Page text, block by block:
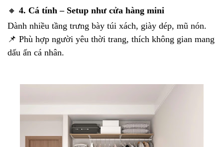
🔸 4. Cá tính – Setup như cửa hàng mini
Dành nhiều tầng trưng bày túi xách, giày dép, mũ nón.
📌 Phù hợp người yêu thời trang, thích không gian mang
dấu ấn cá nhân.